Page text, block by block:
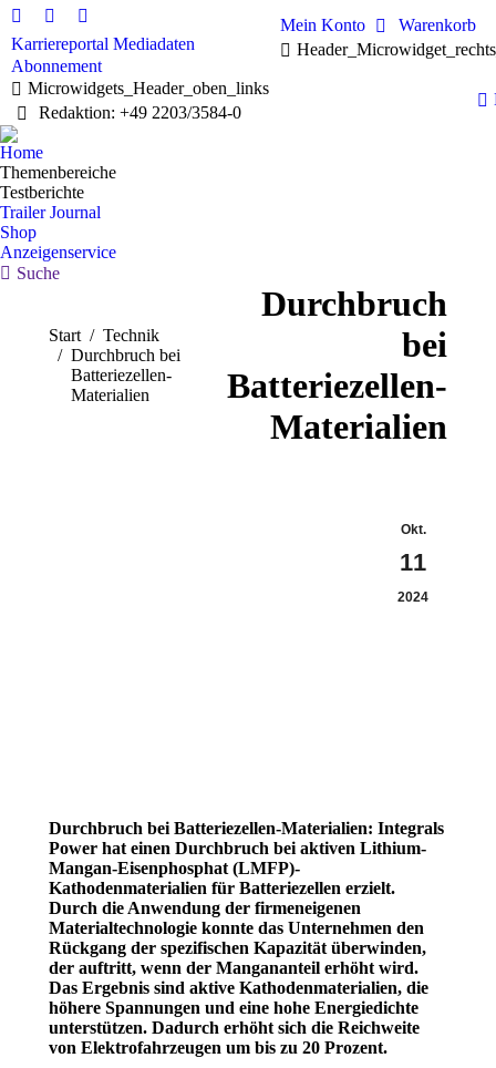
Linkedin
page
opens
in
new
window
Facebook
page
opens
in
new
X
page
opens
in
new
Karriereportal Mediadaten
Abonnement
Microwidgets_Header_oben_links
Redaktion: +49 2203/3584-0
Mein Konto
Warenkorb
Home
Themenbereiche
Testberichte
Trailer Journal
Shop
Anzeigenservice
Search:
Suche
Sie befinden sich hier:
Start
Technik
Durchbruch bei
Batteriezellen-
Materialien
Durchbruch
bei
Batteriezellen-
Materialien
Okt.
11
2024
Durchbruch bei Batteriezellen-Materialien: Integrals
Power hat einen Durchbruch bei aktiven Lithium-
Mangan-Eisenphosphat (LMFP)-
Kathodenmaterialien für Batteriezellen erzielt.
Durch die Anwendung der firmeneigenen
Materialtechnologie konnte das Unternehmen den
Rückgang der spezifischen Kapazität überwinden,
der auftritt, wenn der Mangananteil erhöht wird.
Das Ergebnis sind aktive Kathodenmaterialien, die
höhere Spannungen und eine hohe Energiedichte
unterstützen. Dadurch erhöht sich die Reichweite
von Elektrofahrzeugen um bis zu 20 Prozent.